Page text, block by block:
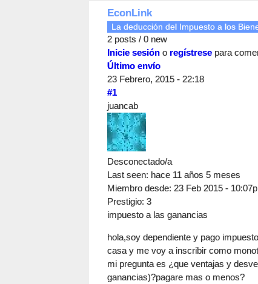
EconLink
La deducción del Impuesto a los
2 posts / 0 new
Inicie sesión o regístrese para
Último envío
23 Febrero, 2015 - 22:18
#1
juancab
Desconectado/a
Last seen: hace 11 años 5 meses
Miembro desde: 23 Feb 2015 -
Prestigio: 3
impuesto a las ganancias
hola,soy dependiente y pago
casa y me voy a inscribir como
mi pregunta es ¿que ventajas y
ganancias)?pagare mas o menos?